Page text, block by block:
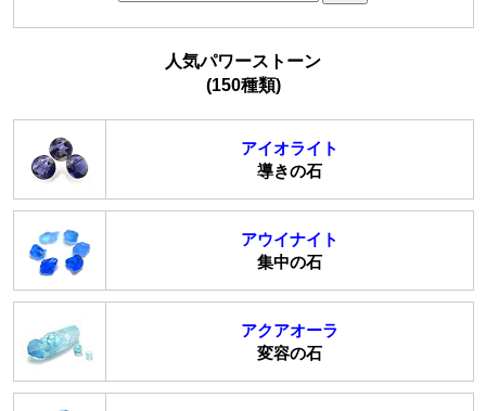
人気パワーストーン
(150種類)
アイオライト
導きの石
アウイナイト
集中の石
アクアオーラ
変容の石